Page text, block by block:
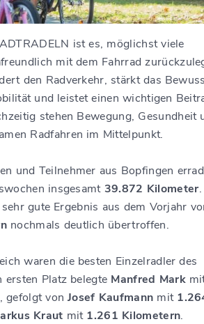
ist es, möglichst viele
mit dem Fahrrad
den Radverkehr, stärkt das
und leistet einen wichtigen
stehen Bewegung, Gesundheit
Radfahren im Mittelpunkt.
und Teilnehmer aus Bopfingen
insgesamt 39.872 Kilometer
gute Ergebnis aus dem Vorjahr
nochmals deutlich übertroffen.
waren die besten Einzelradler des
Platz belegte Manfred Mark
, gefolgt vonJosef Kaufmann mit
Kraut mit 1.261 Kilometern.